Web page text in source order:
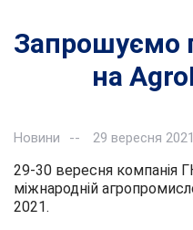
Запрошуємо
на
Новини 29 вересня 2021
29-30 вересня компанія
міжнародній
2021.